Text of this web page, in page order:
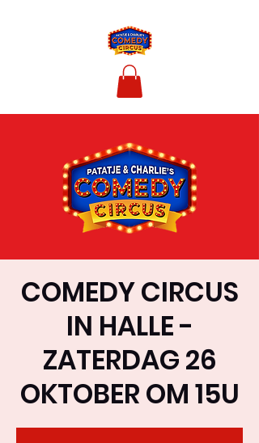
COMEDY CIRCUS
IN HALLE -
ZATERDAG 26
OKTOBER OM 15U